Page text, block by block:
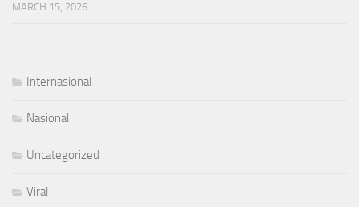
MARCH 15, 2026
Internasional
Nasional
Uncategorized
Viral